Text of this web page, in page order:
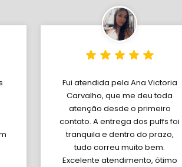
Fui atendida pela Ana Victoria
Carvalho, que me deu toda
atenção desde o primeiro
contato. A entrega dos puffs foi
tranquila e dentro do prazo,
tudo correu muito bem.
Excelente atendimento, ótimo